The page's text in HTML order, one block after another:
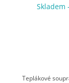
Skladem
Teplákové